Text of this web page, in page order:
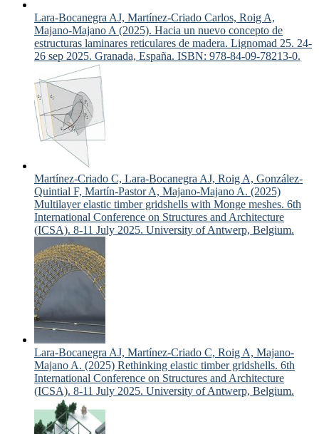
Lara-Bocanegra AJ, Martínez-Criado Carlos, Roig A,
Majano-Majano A (2025). Hacia un nuevo concepto de
estructuras laminares reticulares de madera. Lignomad 25. 24-
26 sep 2025. Granada, España. ISBN: 978-84-09-78213-0.
Martínez-Criado C, Lara-Bocanegra AJ, Roig A, González-
Quintial F, Martín-Pastor A, Majano-Majano A. (2025)
Multilayer elastic timber gridshells with Monge meshes. 6th
International Conference on Structures and Architecture
(ICSA). 8-11 July 2025. University of Antwerp, Belgium.
Lara-Bocanegra AJ, Martínez-Criado C, Roig A, Majano-
Majano A. (2025) Rethinking elastic timber gridshells. 6th
International Conference on Structures and Architecture
(ICSA). 8-11 July 2025. University of Antwerp, Belgium.